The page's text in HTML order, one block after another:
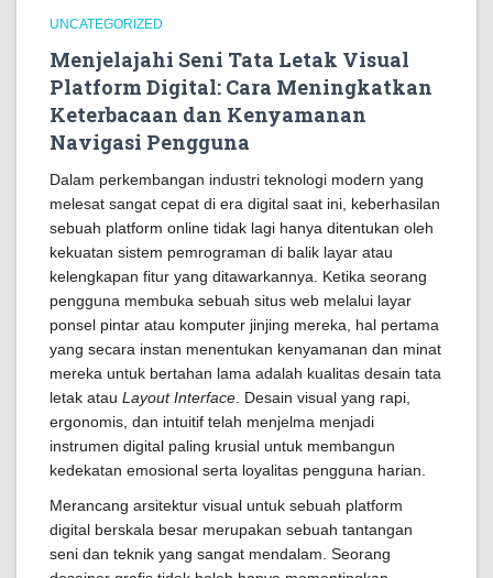
UNCATEGORIZED
Menjelajahi Seni Tata Letak Visual
Platform Digital: Cara Meningkatkan
Keterbacaan dan Kenyamanan
Navigasi Pengguna
Dalam perkembangan industri teknologi modern yang
melesat sangat cepat di era digital saat ini, keberhasilan
sebuah platform online tidak lagi hanya ditentukan oleh
kekuatan sistem pemrograman di balik layar atau
kelengkapan fitur yang ditawarkannya. Ketika seorang
pengguna membuka sebuah situs web melalui layar
ponsel pintar atau komputer jinjing mereka, hal pertama
yang secara instan menentukan kenyamanan dan minat
mereka untuk bertahan lama adalah kualitas desain tata
letak atau Layout Interface . Desain visual yang rapi,
ergonomis, dan intuitif telah menjelma menjadi
instrumen digital paling krusial untuk membangun
kedekatan emosional serta loyalitas pengguna harian.
Merancang arsitektur visual untuk sebuah platform
digital berskala besar merupakan sebuah tantangan
seni dan teknik yang sangat mendalam. Seorang